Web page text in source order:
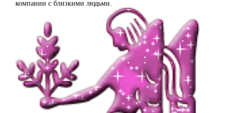
компании с близкими людьми.